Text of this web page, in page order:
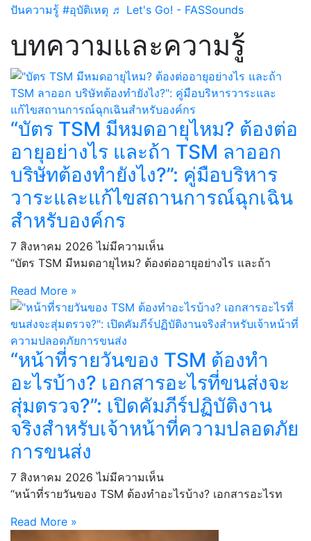
ปันความรู้ #อุบัติเหตุ ♬ Let's Go! - FASSounds
บทความและความรู้
“บัตร TSM มีหมดอายุไหม? ต้องต่อ
อายุอย่างไร และถ้า TSM ลาออก
บริษัทต้องทำยังไง?”: คู่มือบริหาร
วาระและแก้ไขสถานการณ์ฉุกเฉิน
สำหรับองค์กร
7 สิงหาคม 2026ไม่มีความเห็น
“บัตร TSM มีหมดอายุไหม? ต้องต่ออายุอย่างไร และถ้า
Read More »
“หน้าที่รายวันของ TSM ต้องทำ
อะไรบ้าง? เอกสารอะไรที่ขนส่งจะ
สุ่มตรวจ?”: เปิดคัมภีร์ปฏิบัติงาน
จริงสำหรับเจ้าหน้าที่ความปลอดภัย
การขนส่ง
7 สิงหาคม 2026ไม่มีความเห็น
“หน้าที่รายวันของ TSM ต้องทำอะไรบ้าง? เอกสารอะไรท
Read More »